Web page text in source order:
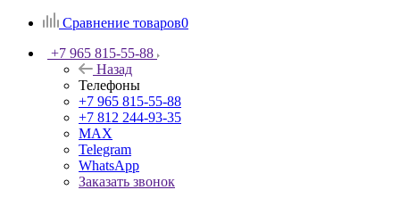
Сравнение товаров0
+7 965 815-55-88
Назад
Телефоны
+7 965 815-55-88
+7 812 244-93-35
MAX
Telegram
WhatsApp
Заказать звонок